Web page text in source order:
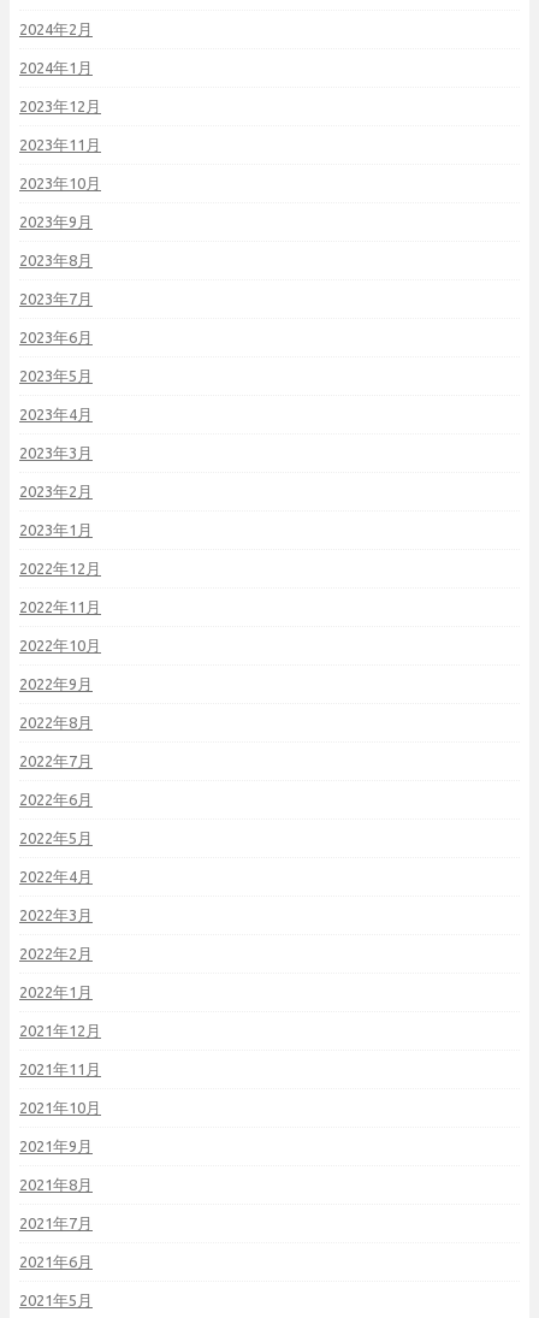
2024年2月
2024年1月
2023年12月
2023年11月
2023年10月
2023年9月
2023年8月
2023年7月
2023年6月
2023年5月
2023年4月
2023年3月
2023年2月
2023年1月
2022年12月
2022年11月
2022年10月
2022年9月
2022年8月
2022年7月
2022年6月
2022年5月
2022年4月
2022年3月
2022年2月
2022年1月
2021年12月
2021年11月
2021年10月
2021年9月
2021年8月
2021年7月
2021年6月
2021年5月